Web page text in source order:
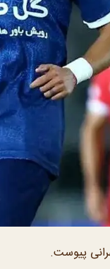
پیوست.